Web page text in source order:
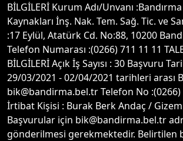
BİLGİLERİ Kurum Adı/Unvanı
Kaynakları İnş. Nak. Tem. Sağ. Tic. ve
:17 Eylül, Atatürk Cd. No:88, 10200
Telefon Numarası :(0266) 711 11 11
BİLGİLERİ Açık İş Sayısı : 30 Başvuru
29/03/2021 - 02/04/2021 tarihleri arası
bik@bandirma.bel.tr Telefon No :(0266)
İrtibat Kişisi : Burak Berk Andaç /
Başvurular için bik@bandirma.bel.tr
gönderilmesi gerekmektedir. Belirtilen